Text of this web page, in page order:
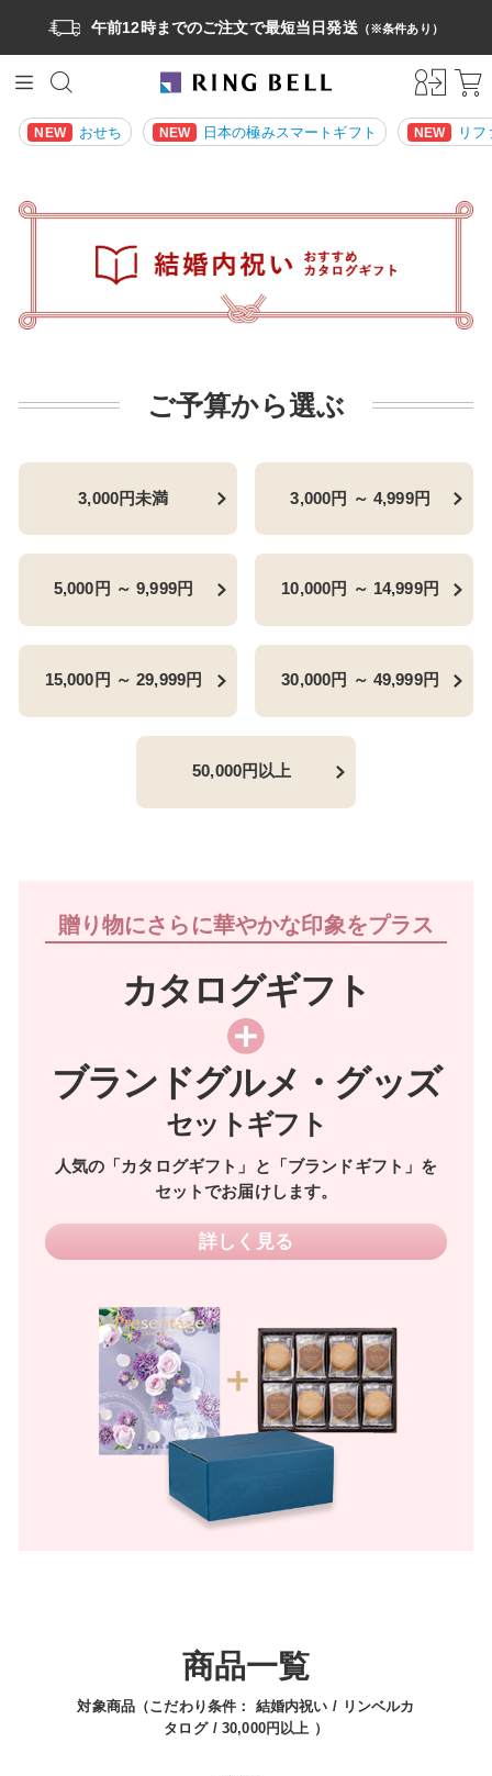
午前12時までのご注文で最短当日発送（※条件あり）
NEW おせち NEW 日本の極みスマートギフト NEW リ
ご予算から選ぶ
3,000円未満 3,000円 ～ 4,999円
5,000円 ～ 9,999円 10,000円 ～ 14,999円
15,000円 ～ 29,999円 30,000円 ～ 49,999円
50,000円以上
贈り物にさらに華やかな印象をプラス
カタログギフト
ブランドグルメ・グッズ
セットギフト
人気の「カタログギフト」と「ブランドギフト」を
セットでお届けします。
詳しく見る
商品一覧
対象商品（こだわり条件： 結婚内祝い
リンベルカ
タログ
30,000円以上 ）